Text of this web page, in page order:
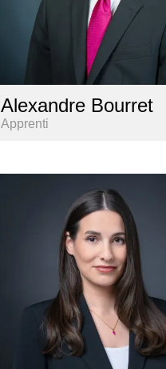
Alexandre Bourret
Apprenti